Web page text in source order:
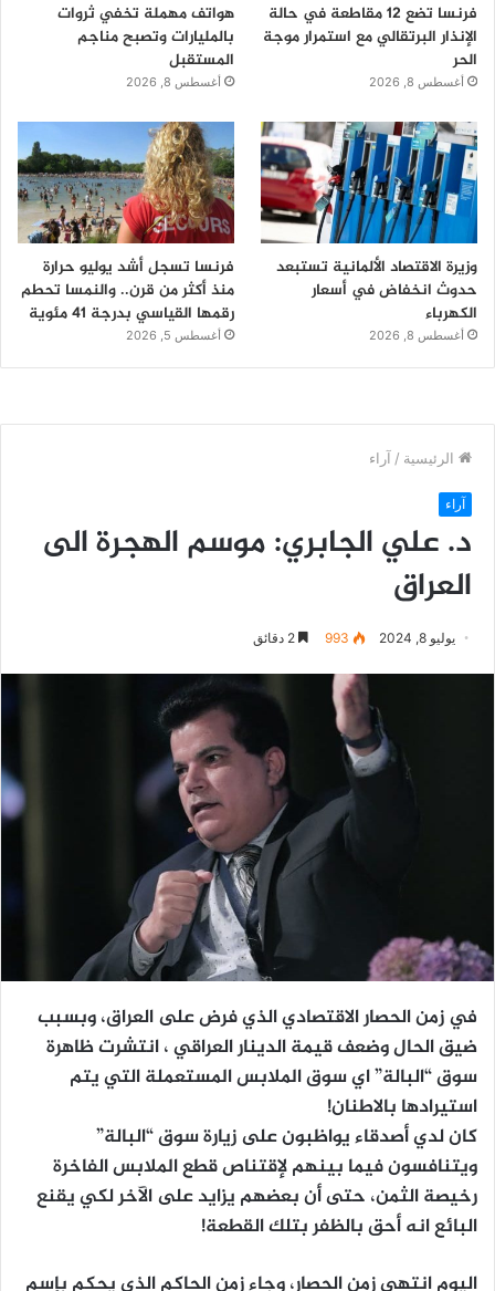
فرنسا تضع 12 مقاطعة في حالة
الإنذار البرتقالي مع استمرار موجة
الحر
أغسطس 8, 2026
هواتف مهملة تخفي ثروات
بالمليارات وتصبح مناجم
المستقبل
أغسطس 8, 2026
وزيرة الاقتصاد الألمانية تستبعد
حدوث انخفاض في أسعار
الكهرباء
أغسطس 8, 2026
فرنسا تسجل أشد يوليو حرارة
منذ أكثر من قرن.. والنمسا تحطم
رقمها القياسي بدرجة 41 مئوية
أغسطس 5, 2026